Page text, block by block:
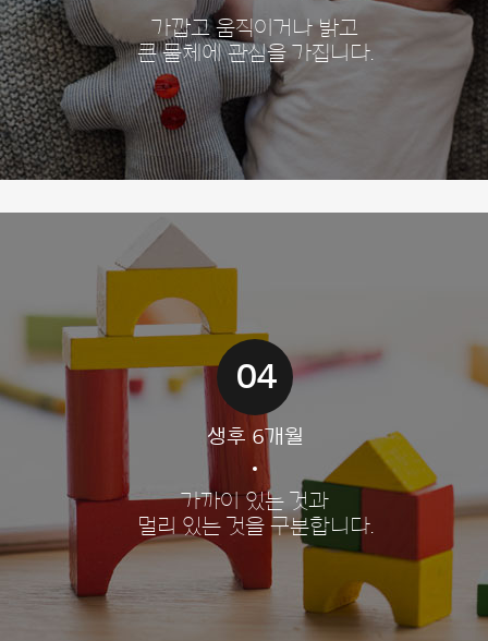
가깝고 움직이거나 밝고
큰 물체에 관심을 가집니다.
04
생후 6개월
가까이 있는 것과
멀리 있는 것을 구분합니다.